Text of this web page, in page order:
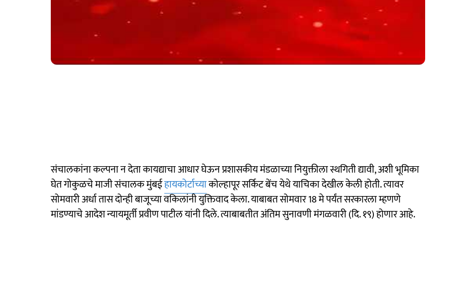
संचालकांना कल्पना न देता कायद्याचा आधार घेऊन प्रशासकीय मंडळाच्या नियुक्तीला स्थगिती द्यावी, अशी भूमिका
घेत गोकुळचे माजी संचालक मुंबईहायकोर्टाच्याकोल्हापूर सर्किट बेंच येथे याचिका देखील केली होती. त्यावर
सोमवारी अर्धा तास दोन्ही बाजूच्या वकिलांनी युक्तिवाद केला. याबाबत सोमवार 18 मे पर्यंत सरकारला म्हणणे
मांडण्याचे आदेश न्यायमूर्ती प्रवीण पाटील यांनी दिले. त्याबाबतीत अंतिम सुनावणी मंगळवारी (दि. १९) होणार आहे.